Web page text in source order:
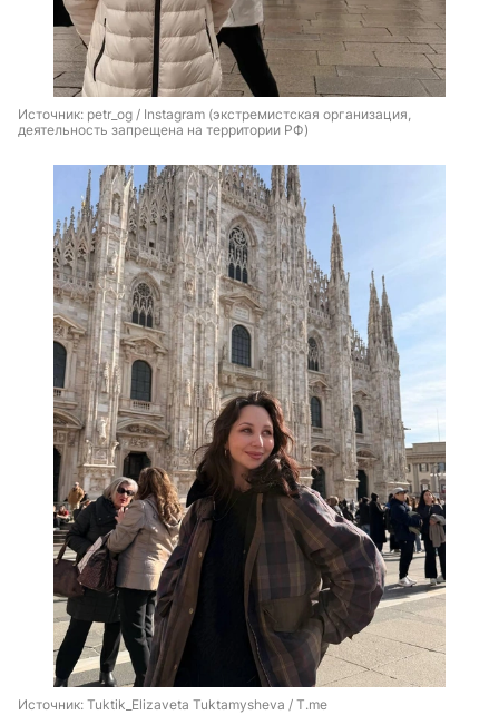
Источник: petr_og / Instagram (экстремистская организация,
деятельность запрещена на территории РФ)
Источник: Tuktik_Elizaveta Tuktamysheva / T.me